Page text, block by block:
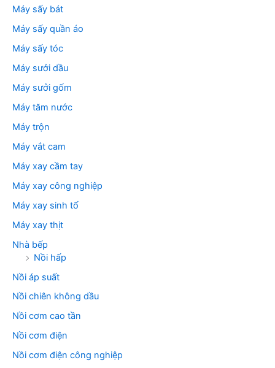
Máy sấy bát
Máy sấy quần áo
Máy sấy tóc
Máy sưởi dầu
Máy sưởi gốm
Máy tăm nước
Máy trộn
Máy vắt cam
Máy xay cầm tay
Máy xay công nghiệp
Máy xay sinh tố
Máy xay thịt
Nhà bếp
Nồi hấp
Nồi áp suất
Nồi chiên không dầu
Nồi cơm cao tần
Nồi cơm điện
Nồi cơm điện công nghiệp